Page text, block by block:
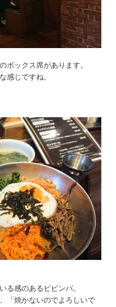
ボックス席があります。
感じですね。
る感のあるビビンバ。
「焼かないのでよろしいで